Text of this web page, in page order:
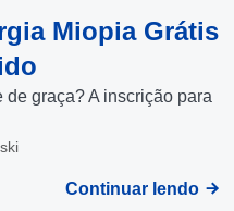
Miopia Grátis
graça? A inscrição para
Continuar lendo